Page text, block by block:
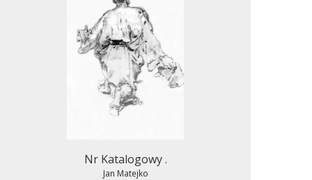
Nr Katalogowy .
Jan Matejko